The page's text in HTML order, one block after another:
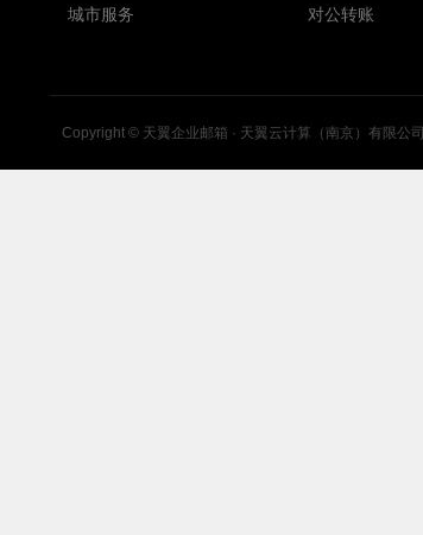
城市服务
对公转账
Copyright © 天翼企业邮箱 · 天翼云计算（南京）有限公司